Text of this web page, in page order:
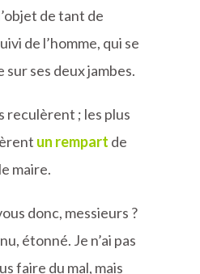
de tant de
de l’homme, qui se
ses deux jambes.
reculèrent ; les plus
un rempart de
maire.
donc, messieurs ?
étonné. Je n’ai pas
faire du mal, mais